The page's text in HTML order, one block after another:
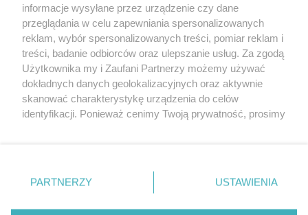
śniadaniówka "Hej
Szczecin! Jest piątek!"
Partnerzy
Praca Szczecin
© 2026 wSzczecinie.pl
informacje wysyłane przez urządzenie czy dane
przeglądania w celu zapewniania spersonalizowanych
reklam, wybór spersonalizowanych treści, pomiar reklam i
treści, badanie odbiorców oraz ulepszanie usług. Za zgodą
Użytkownika my i Zaufani Partnerzy możemy używać
dokładnych danych geolokalizacyjnych oraz aktywnie
skanować charakterystykę urządzenia do celów
identyfikacji. Ponieważ cenimy Twoją prywatność, prosimy
prywatności znajdujący się w lewym dolnym rogu strony
. Niektóre rodzaje przetwarzania danych nie wymagają
PARTNERZY USTAWIENIA